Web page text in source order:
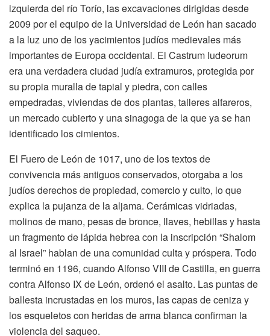
izquierda del río Torío, las excavaciones dirigidas desde
2009 por el equipo de la Universidad de León han sacado
a la luz uno de los yacimientos judíos medievales más
importantes de Europa occidental. El Castrum Iudeorum
era una verdadera ciudad judía extramuros, protegida por
su propia muralla de tapial y piedra, con calles
empedradas, viviendas de dos plantas, talleres alfareros,
un mercado cubierto y una sinagoga de la que ya se han
identificado los cimientos.
El Fuero de León de 1017, uno de los textos de
convivencia más antiguos conservados, otorgaba a los
judíos derechos de propiedad, comercio y culto, lo que
explica la pujanza de la aljama. Cerámicas vidriadas,
molinos de mano, pesas de bronce, llaves, hebillas y hasta
un fragmento de lápida hebrea con la inscripción “Shalom
al Israel” hablan de una comunidad culta y próspera. Todo
terminó en 1196, cuando Alfonso VIII de Castilla, en guerra
contra Alfonso IX de León, ordenó el asalto. Las puntas de
ballesta incrustadas en los muros, las capas de ceniza y
los esqueletos con heridas de arma blanca confirman la
violencia del saqueo.